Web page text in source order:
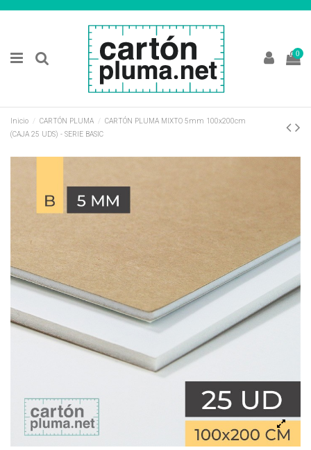
0
Inicio CARTÓN PLUMA
CARTÓN PLUMA MIXTO 5mm 100x200cm
(CAJA 25 UDS) - SERIE BASIC